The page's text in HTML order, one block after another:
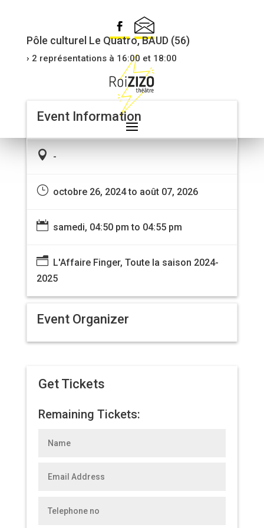
Pôle culturel Le Quatro, BAUD (56)
› 2 représentations à 16:00 et 18:00
Event Information
 -
}octobre 26, 2024 to août 07, 2026
 samedi, 04:50 pm to 04:55 pm
nL'Affaire Finger, Toute la saison 2024-
2025
Event Organizer
Get Tickets
Remaining Tickets: